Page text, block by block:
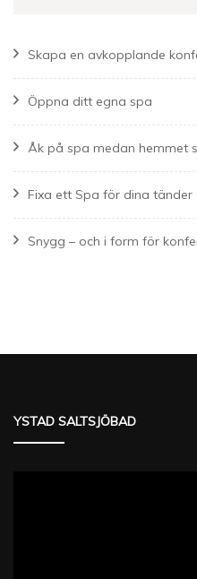
Skapa en avkopplande
Öppna ditt egna spa
Åk på spa medan hemmet
Fixa ett Spa för dina tänder
Snygg – och i form för
YSTAD SALTSJÖBAD